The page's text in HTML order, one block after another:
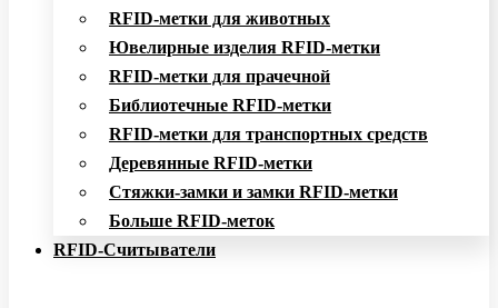
RFID-метки для животных
Ювелирные изделия RFID-метки
RFID-метки для прачечной
Библиотечные RFID-метки
RFID-метки для транспортных средств
Деревянные RFID-метки
Стяжки-замки и замки RFID-метки
Больше RFID-меток
RFID-Считыватели